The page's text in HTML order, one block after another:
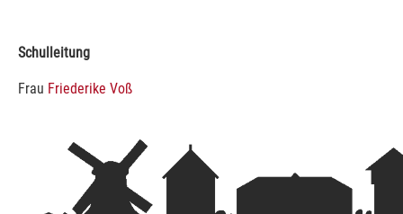
Schulleitung
Frau Friederike Voß